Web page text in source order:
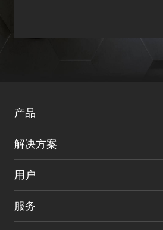
产品
解决方案
用户
服务